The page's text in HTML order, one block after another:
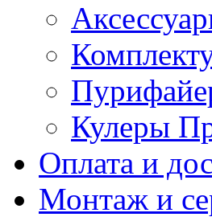
Кулеры
Оплата и
Монтаж и